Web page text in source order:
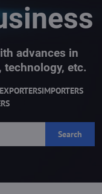
advances in
etc.
IMPORTERS
Search